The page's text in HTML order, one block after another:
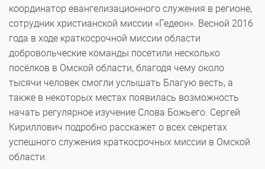
координатор евангелизационного служения в регионе,
сотрудник христианской миссии «Гедеон». Весной 2016
года в ходе краткосрочной миссии области
добровольческие команды посетили несколько
посёлков в Омской области, благодя чему около
тысячи человек смогли услышать Благую весть, а
также в некоторых местах появилась возможность
начать регулярное изучение Слова Божьего. Сергей
Кириллович подробно расскажет о всех секретах
успешного служения краткосрочных миссии в Омской
области.